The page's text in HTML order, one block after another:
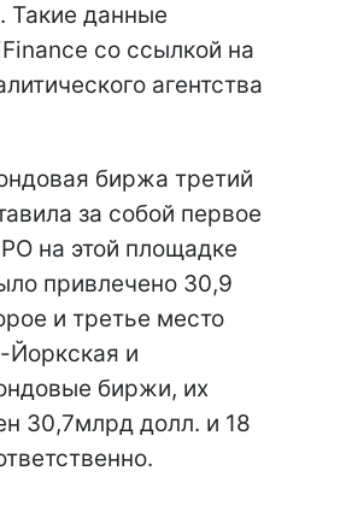
Такие данные
со ссылкой на
агентства
биржа третий
за собой первое
на этой площадке
привлечено 30,9
и третье место
и
биржи, их
30,7млрд долл. и 18